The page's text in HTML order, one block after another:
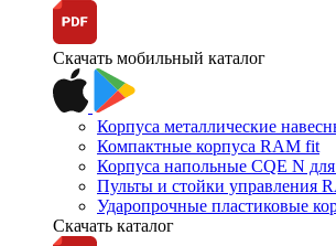
Скачать мобильный каталог
Корпуса металлические
Компактные корпуса RAM fit
Корпуса напольные CQE N
Пульты и стойки управления
Ударопрочные пластиковые
Скачать каталог